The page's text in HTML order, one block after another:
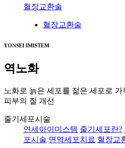
혈장교환술
혈장교환술
YONSEI IMISTEM
역노화
노화로 늙은 세포를 젊은 세포로
피부의 질 개선
줄기세포시술
연세아이미스템 줄기세포란?
포시술 면역세포치료 혈장교